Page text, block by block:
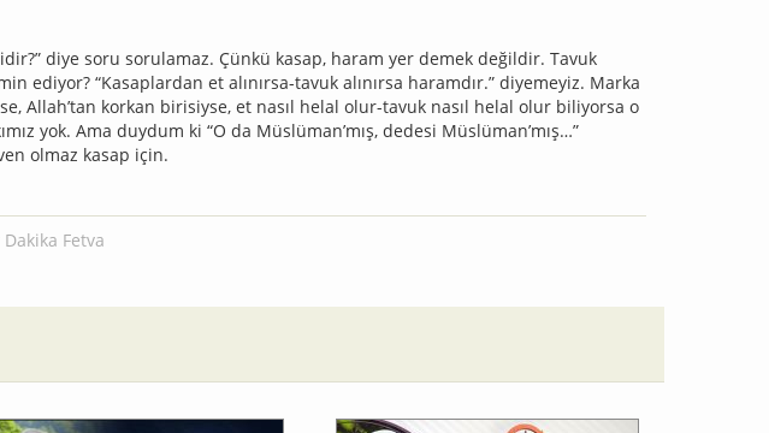
diye soru sorulamaz. Çünkü kasap, haram yer demek değildir. Tavuk
ediyor? “Kasaplardan et alınırsa-tavuk alınırsa haramdır.” diyemeyiz. Marka
Allah’tan korkan birisiyse, et nasıl helal olur-tavuk nasıl helal olur biliyorsa o
yok. Ama duydum ki “O da Müslüman’mış, dedesi Müslüman’mış…”
olmaz kasap için.
Fetva